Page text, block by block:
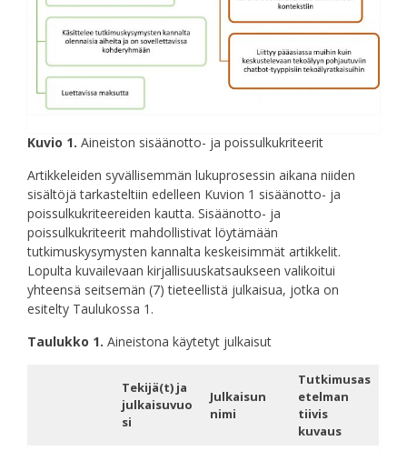
Kuvio 1. Aineiston sisäänotto- ja poissulkukriteerit
Artikkeleiden syvällisemmän lukuprosessin aikana niiden
sisältöjä tarkasteltiin edelleen Kuvion 1 sisäänotto- ja
poissulkukriteereiden kautta. Sisäänotto- ja
poissulkukriteerit mahdollistivat löytämään
tutkimuskysymysten kannalta keskeisimmät artikkelit.
Lopulta kuvailevaan kirjallisuuskatsaukseen valikoitui
yhteensä seitsemän (7) tieteellistä julkaisua, jotka on
esitelty Taulukossa 1.
Taulukko 1. Aineistona käytetyt julkaisut
Tekijä(t) ja
julkaisuvuo
si
Julkaisun
nimi
Tutkimusas
etelman
tiivis
kuvaus